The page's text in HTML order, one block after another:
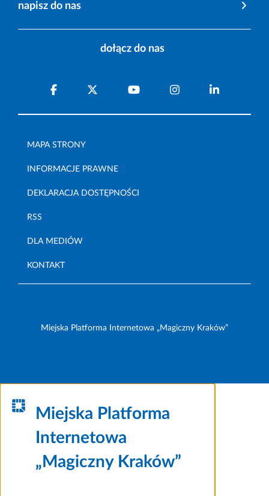
napisz do nas
dołącz do nas
MAPA STRONY
INFORMACJE PRAWNE
DEKLARACJA DOSTĘPNOŚCI
RSS
DLA MEDIÓW
KONTAKT
Miejska Platforma Internetowa „Magiczny Kraków”
Miejska Platforma
Internetowa
„Magiczny Kraków”